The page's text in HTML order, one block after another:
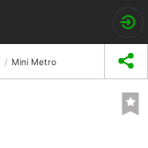
Mini Metro